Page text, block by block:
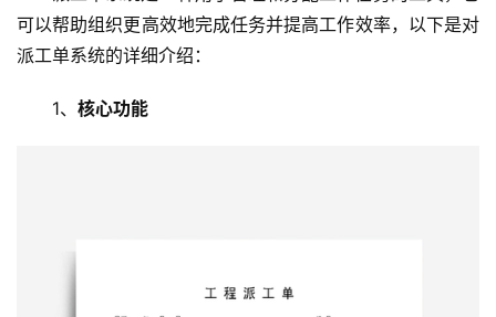
可以帮助组织更高效地完成任务并提高工作效率，以下是对
派工单系统的详细介绍：
1、 核心功能